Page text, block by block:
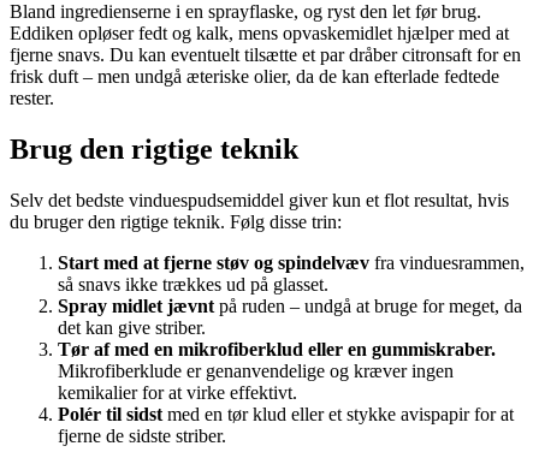
Bland ingredienserne i en sprayflaske, og ryst den let før brug.
Eddiken opløser fedt og kalk, mens opvaskemidlet hjælper med at
fjerne snavs. Du kan eventuelt tilsætte et par dråber citronsaft for en
frisk duft – men undgå æteriske olier, da de kan efterlade fedtede
rester.
Brug den rigtige teknik
Selv det bedste vinduespudsemiddel giver kun et flot resultat, hvis
du bruger den rigtige teknik. Følg disse trin:
Start med at fjerne støv og spindelvæv fra vinduesrammen,
så snavs ikke trækkes ud på glasset.
Spray midlet jævnt på ruden – undgå at bruge for meget, da
det kan give striber.
Tør af med en mikrofiberklud eller en gummiskraber.
Mikrofiberklude er genanvendelige og kræver ingen
kemikalier for at virke effektivt.
Polér til sidst med en tør klud eller et stykke avispapir for at
fjerne de sidste striber.